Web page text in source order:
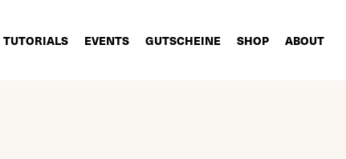
TUTORIALS EVENTS GUTSCHEINE SHOP ABOUT